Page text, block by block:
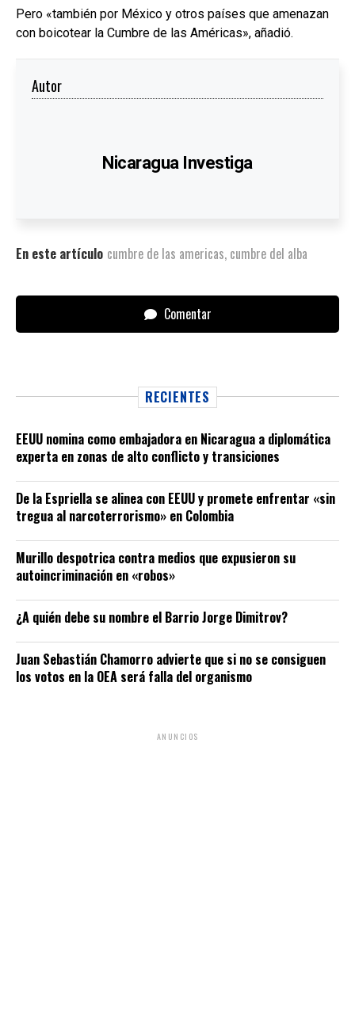
Pero «también por México y otros países que amenazan
con boicotear la Cumbre de las Américas», añadió.
Autor
Nicaragua Investiga
En este artículo cumbre de las americas, cumbre del alba
Comentar
RECIENTES
EEUU nomina como embajadora en Nicaragua a diplomática
experta en zonas de alto conflicto y transiciones
De la Espriella se alinea con EEUU y promete enfrentar «sin
tregua al narcoterrorismo» en Colombia
Murillo despotrica contra medios que expusieron su
autoincriminación en «robos»
¿A quién debe su nombre el Barrio Jorge Dimitrov?
Juan Sebastián Chamorro advierte que si no se consiguen
los votos en la OEA será falla del organismo
ANUNCIOS